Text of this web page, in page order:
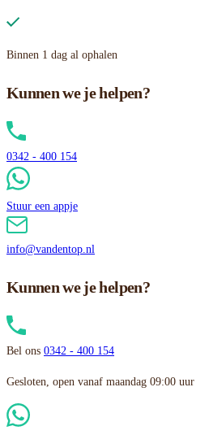
Binnen 1 dag al ophalen
Kunnen we je helpen?
0342 - 400 154
Stuur een appje
info@vandentop.nl
Kunnen we je helpen?
Bel ons 0342 - 400 154
Gesloten, open vanaf maandag 09:00 uur